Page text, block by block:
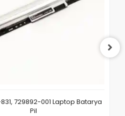
729892-001 Laptop Batarya
Pil